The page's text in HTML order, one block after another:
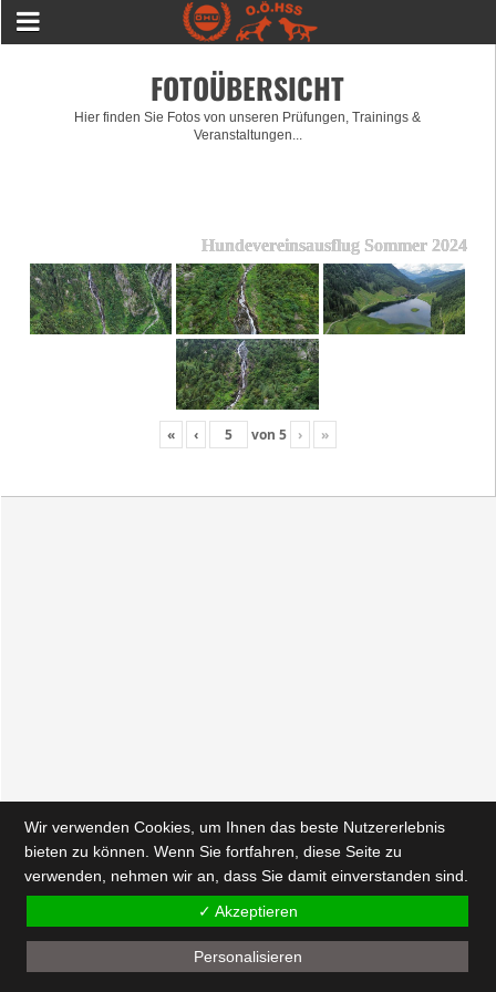
FOTOÜBERSICHT
Hier finden Sie Fotos von unseren Prüfungen, Trainings &
Veranstaltungen...
Hundevereinsausflug Sommer 2024
« ‹ von 5 › »
Wir verwenden Cookies, um Ihnen das beste Nutzererlebnis
bieten zu können. Wenn Sie fortfahren, diese Seite zu
verwenden, nehmen wir an, dass Sie damit einverstanden sind.
✓ Akzeptieren
Personalisieren